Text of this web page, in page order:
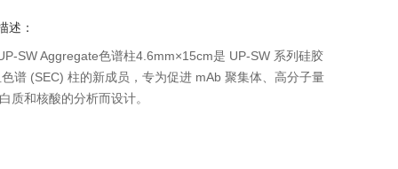
述：
SW Aggregate色谱柱4.6mm×15cm是 UP-SW 系列硅胶
谱 (SEC) 柱的新成员，专为促进 mAb 聚集体、高分子量
质和核酸的分析而设计。